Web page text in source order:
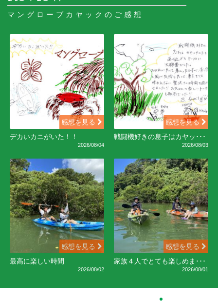
マングローブカヤックのご感想
感想を見る
デカいカニがいた！！
2026/08/04
感想を見る
戦闘機好きの息子はカヤッ･･･
2026/08/03
感想を見る
最高に楽しい時間
2026/08/02
感想を見る
家族４人でとても楽しめま･･･
2026/08/01